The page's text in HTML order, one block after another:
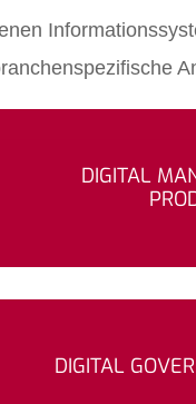
DIGITAL
DIGITAL